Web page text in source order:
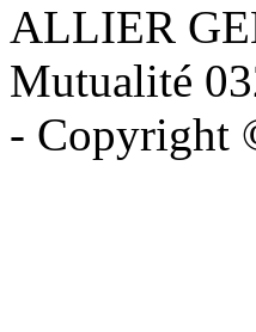
ALLIER
Mutualité
- Copyright